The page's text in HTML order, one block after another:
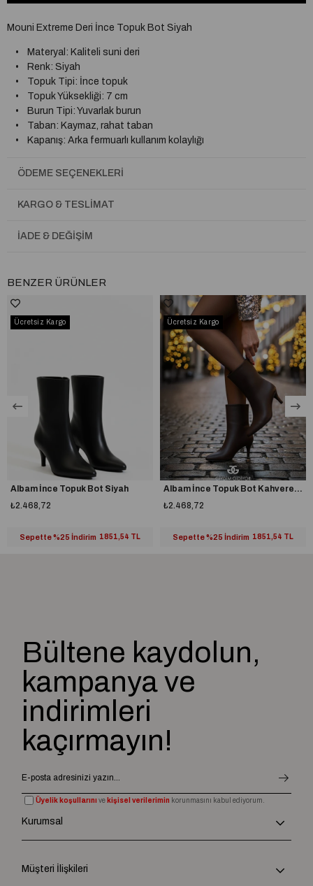
Mouni Extreme Deri İnce Topuk Bot Siyah
• Materyal: Kaliteli suni deri
• Renk: Siyah
• Topuk Tipi: İnce topuk
• Topuk Yüksekliği: 7 cm
• Burun Tipi: Yuvarlak burun
• Taban: Kaymaz, rahat taban
• Kapanış: Arka fermuarlı kullanım kolaylığı
• Stil: Şık, modern ve zarif tasarım
ideal. Etek, elbise veya dar paça pantolonlarla mükemmel uyum
ÖDEME SEÇENEKLERI
KARGO & TESLIMAT
İADE & DEĞIŞIM
BENZER ÜRÜNLER
Albam İnce Topuk Bot Siyah
₺2.468,72
Sepette %25 İndirim 1851,54 TL
Ücretsiz Kargo
Albam İnce Topuk Bot Kahverengi
₺2.468,72
Sepette %25 İndirim 1851,54 TL
Ücretsiz Kargo
Bültene kaydolun,
kampanya ve
indirimleri
kaçırmayın!
Üyelik koşullarını ve kişisel verilerimin korunmasını kabul ediyorum.
Kurumsal
Müşteri İlişkileri